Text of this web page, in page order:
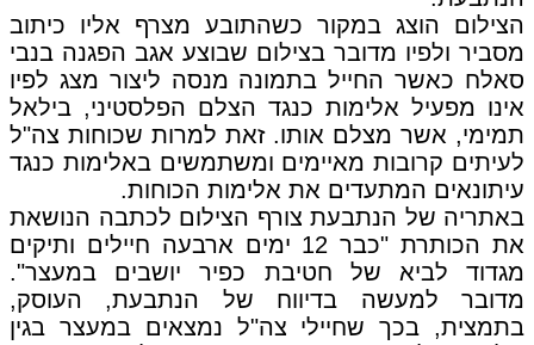
הצילום הוצג במקור כשהתובע מצרף אליו כיתוב
מסביר ולפיו מדובר בצילום שבוצע אגב הפגנה בנבי
סאלח כאשר החייל בתמונה מנסה ליצור מצג לפיו
אינו מפעיל אלימות כנגד הצלם הפלסטיני, בילאל
תמימי, אשר מצלם אותו. זאת למרות שכוחות צה"ל
לעיתים קרובות מאיימים ומשתמשים באלימות כנגד
עיתונאים המתעדים את אלימות הכוחות.
באתריה של הנתבעת צורף הצילום לכתבה הנושאת
את הכותרת "כבר 12 ימים ארבעה חיילים ותיקים
מגדוד לביא של חטיבת כפיר יושבים במעצר".
מדובר למעשה בדיווח של הנתבעת, העוסק,
בתמצית, בכך שחיילי צה"ל נמצאים במעצר בגין